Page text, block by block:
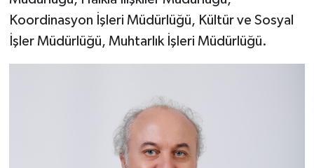
Koordinasyon İşleri Müdürlüğü, Kültür ve Sosyal
İşler Müdürlüğü, Muhtarlık İşleri Müdürlüğü.